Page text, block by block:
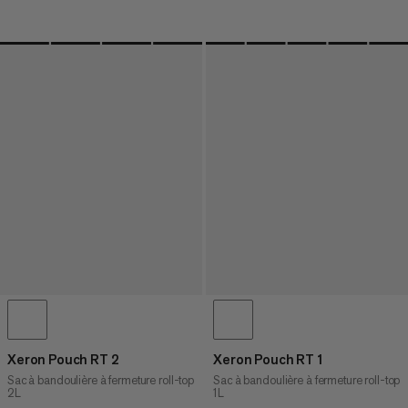
Xeron Pouch RT 2
Sac à bandoulière à fermeture roll-top
2L
Xeron Pouch RT 1
Sac à bandoulière à fermeture roll-top
1L